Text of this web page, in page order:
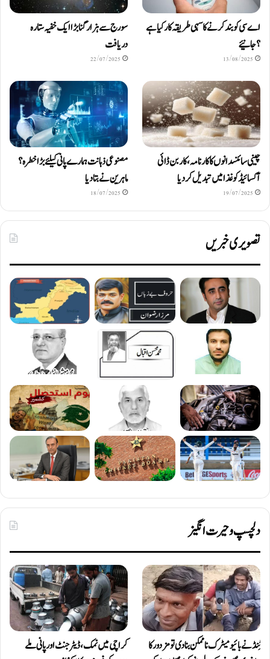
اے سی کو بند کرنے کا سہی طریقہ کار کیا ہے
؟ جانیئے
13/08/2025
سورج سے ہزار گنا بڑا ایک خفیہ ستارہ
دریافت
22/07/2025
چینی سائنسدانوں کا کارنامہ، کاربن ڈائی
آکسائیڈ کو غذا میں تبدیل کردیا
19/07/2025
مصنوعی ذہانت ہمارے پانی کیلئے بڑا خطرہ؟
ماہرین نے بتا دیا
18/07/2025
تصویری خبریں
دلچسپ و حیرت انگیز
ٹِنڈ نے بائیومیٹرک ناممکن بنا دی تو مزدور کا
کراچی میں نمک، ڈیٹرجنٹ اور پانی ملے